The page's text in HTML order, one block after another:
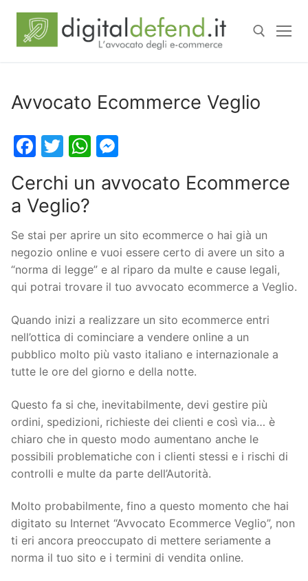
Avvocato Ecommerce Veglio
Facebook
TwitterWhatsApp
Cerchi un avvocato Ecommerce
a Veglio?
Se stai per aprire un sito ecommerce o hai già un
negozio online e vuoi essere certo di avere un sito a
“norma di legge” e al riparo da multe e cause legali,
qui potrai trovare il tuo avvocato ecommerce a Veglio.
Quando inizi a realizzare un sito ecommerce entri
nell’ottica di cominciare a vendere online a un
pubblico molto più vasto italiano e internazionale a
tutte le ore del giorno e della notte.
Questo fa si che, inevitabilmente, devi gestire più
ordini, spedizioni, richieste dei clienti e così via… è
chiaro che in questo modo aumentano anche le
possibili problematiche con i clienti stessi e i rischi di
controlli e multe da parte dell’Autorità.
Molto probabilmente, fino a questo momento che hai
digitato su Internet “Avvocato Ecommerce Veglio”, non
ti eri ancora preoccupato di mettere seriamente a
norma il tuo sito e i termini di vendita online.